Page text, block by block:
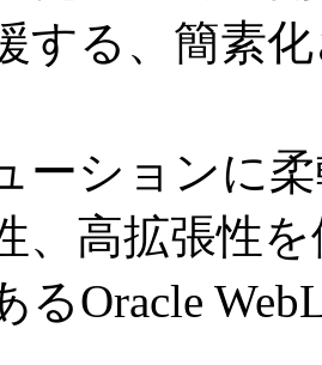
する、簡素
ーションに
、高拡張性
るOracle